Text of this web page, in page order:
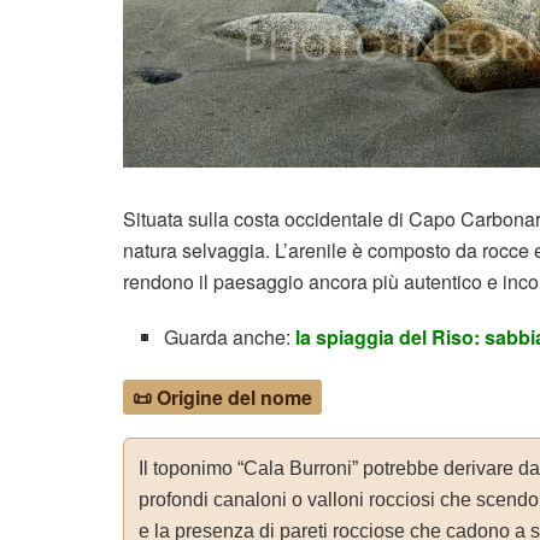
Situata sulla costa occidentale di Capo
natura selvaggia. L’arenile è composto da
rendono il paesaggio ancora più autentico e
Guarda anche: la spiaggia del Riso:
📜 Origine del nome
Il toponimo “Cala Burroni” potrebbe derivare
profondi canaloni o valloni rocciosi che
e la presenza di pareti rocciose che cadono a